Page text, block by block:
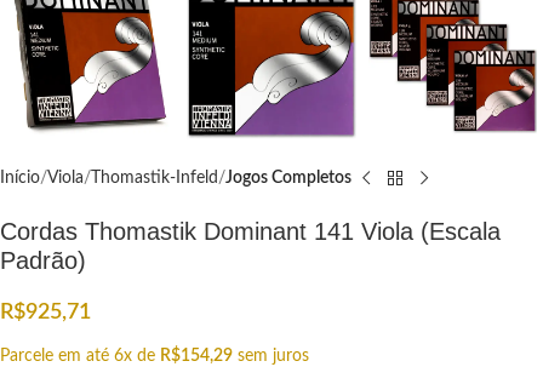
Início Viola Thomastik-Infeld Jogos Completos
Cordas Thomastik Dominant 141 Viola (Escala
Padrão)
R$925,71
Parcele em até 6x de R$154,29 sem juros